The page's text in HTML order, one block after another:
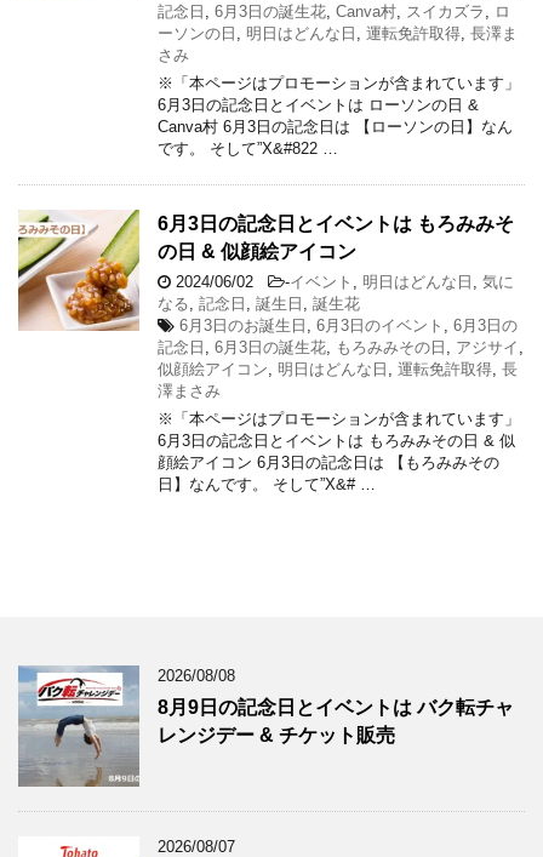
記念日
6月3日の誕生花 Canva村 スイカズラ
ロ
ーソンの日
明日はどんな日 運転免許取得 長澤ま
さみ
※「本ページはプロモーションが含まれています」
6月3日の記念日とイベントは ローソンの日 &
Canva村 6月3日の記念日は 【ローソンの日】なん
です。 そして”X&#822 …
6月3日の記念日とイベントは もろみみそ
の日 & 似顔絵アイコン
2024/06/02 -イベント 明日はどんな日
気に
なる 記念日 誕生日
誕生花
6月3日のお誕生日
6月3日のイベント
6月3日の
記念日
6月3日の誕生花 もろみみその日 アジサイ
似顔絵アイコン 明日はどんな日 運転免許取得 長
澤まさみ
※「本ページはプロモーションが含まれています」
6月3日の記念日とイベントは もろみみその日 & 似
顔絵アイコン 6月3日の記念日は 【もろみみその
日】なんです。 そして”X&# …
2026/08/08
8月9日の記念日とイベントは バク転チャ
レンジデー & チケット販売
2026/08/07